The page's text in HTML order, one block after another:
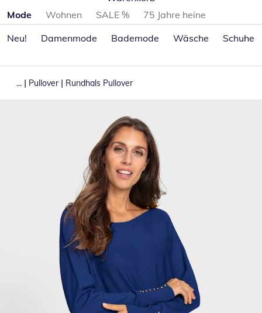
Produktkategorien überspringen
Mode Wohnen SALE %
75 Jahre heine
Neu!
Damenmode Bademode Wäsche Schuhe
... | Pullover | Rundhals Pullover